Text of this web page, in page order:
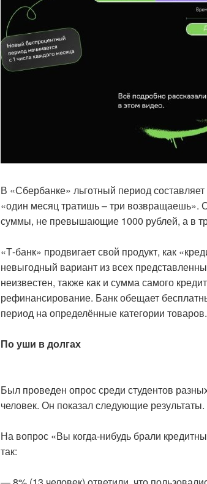
В «Сбербанке» льготный период
«один месяц тратишь – три возвращаешь».
суммы, не превышающие 1000 рублей, а в
«Т-банк» продвигает свой продукт, как
невыгодный вариант из всех
неизвестен, также как и сумма самого
рефинансирование. Банк обещает
период на определённые категории товаров.
По уши в долгах
Был проведен опрос среди студентов
человек. Он показал следующие результаты.
На вопрос «Вы когда-нибудь брали
так: